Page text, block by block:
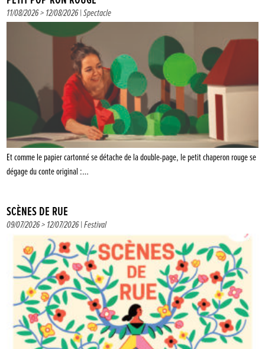
11/08/2026 > 12/08/2026 |Spectacle
Et comme le papier cartonné se détache de la double-page, le petit chaperon rouge se
dégage du conte original :…
SCÈNES DE RUE
09/07/2026 > 12/07/2026 |Festival